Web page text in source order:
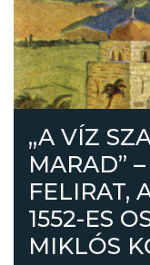
„A VÍZ
MARAD”
FELIRAT,
1552-ES
MIKLÓS